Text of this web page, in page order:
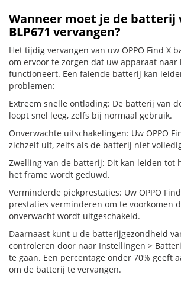
Wanneer moet je de batterij
BLP671 vervangen?
Het tijdig vervangen van uw OPPO Find X
om ervoor te zorgen dat uw apparaat naar
functioneert. Een falende batterij kan
problemen:
Extreem snelle ontlading: De batterij van
loopt snel leeg, zelfs bij normaal gebruik.
Onverwachte uitschakelingen: Uw OPPO
zichzelf uit, zelfs als de batterij niet
Zwelling van de batterij: Dit kan leiden tot
het frame wordt geduwd.
Verminderde piekprestaties: Uw OPPO
prestaties verminderen om te voorkomen
onverwacht wordt uitgeschakeld.
Daarnaast kunt u de batterijgezondheid
controleren door naar Instellingen >
te gaan. Een percentage onder 70% geeft
om de batterij te vervangen.